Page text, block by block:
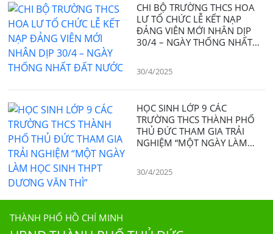
CHI BỘ TRƯỜNG THCS HOA
LƯ TỔ CHỨC LỄ KẾT NẠP
ĐẢNG VIÊN MỚI NHÂN DỊP
30/4 – NGÀY THỐNG NHẤT
30/4/2025
HỌC SINH LỚP 9 CÁC
TRƯỜNG THCS THÀNH PHỐ
THỦ ĐỨC THAM GIA TRẢI
NGHIỆM “MỘT NGÀY LÀM
30/4/2025
THÀNH PHỐ HỒ CHÍ MINH